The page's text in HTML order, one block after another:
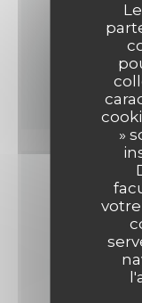
»
75,